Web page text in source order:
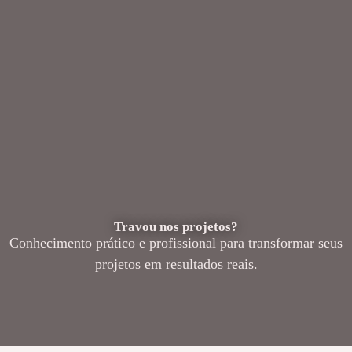
Travou nos projetos?
Conhecimento prático e profissional para transformar seus
projetos em resultados reais.